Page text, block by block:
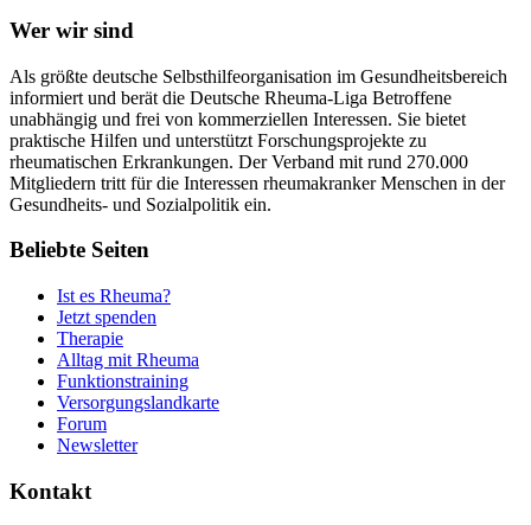
Wer wir sind
Als größte deutsche Selbsthilfeorganisation im Gesundheitsbereich
informiert und berät die Deutsche Rheuma-Liga Betroffene
unabhängig und frei von kommerziellen Interessen. Sie bietet
praktische Hilfen und unterstützt Forschungsprojekte zu
rheumatischen Erkrankungen. Der Verband mit rund 270.000
Mitgliedern tritt für die Interessen rheumakranker Menschen in der
Gesundheits- und Sozialpolitik ein.
Beliebte Seiten
Ist es Rheuma?
Jetzt spenden
Therapie
Alltag mit Rheuma
Funktionstraining
Versorgungslandkarte
Forum
Newsletter
Kontakt